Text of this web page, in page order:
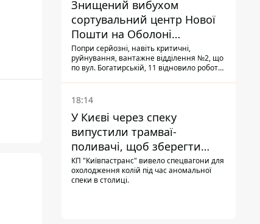
Знищений вибухом
сортувальний центр Нової
Пошти на Оболоні
запрацював - видають
посилки
Попри серйозні, навіть критичні,
руйнування, вантажне відділення №2, що
по вул. Богатирській, 11 відновило роботу:
18:14
У Києві через спеку
випустили трамваї-
поливачі, щоб зберегти
рейки від деформації
КП "Київпастранс" вивело спецвагони для
охолодження колій під час аномальної
спеки в столиці.